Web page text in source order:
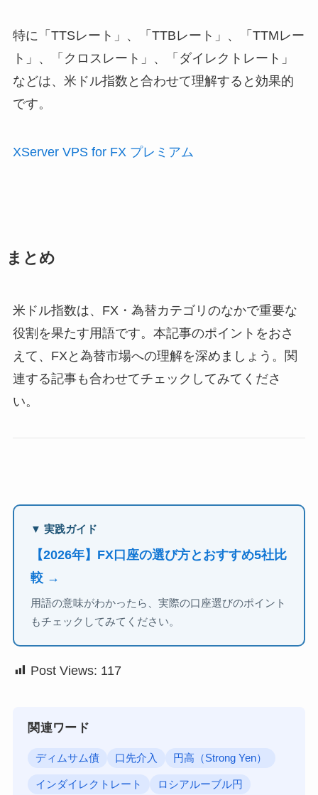
特に「TTSレート」、「TTBレート」、「TTMレー
ト」、「クロスレート」、「ダイレクトレート」
などは、米ドル指数と合わせて理解すると効果的
です。
XServer VPS for FX プレミアム
まとめ
米ドル指数は、FX・為替カテゴリのなかで重要な
役割を果たす用語です。本記事のポイントをおさ
えて、FXと為替市場への理解を深めましょう。関
連する記事も合わせてチェックしてみてくださ
い。
▼ 実践ガイド
【2026年】FX口座の選び方とおすすめ5社比
較 →
用語の意味がわかったら、実際の口座選びのポイント
もチェックしてみてください。
Post Views: 117
関連ワード
ディムサム債 口先介入 円高（Strong Yen）
インダイレクトレート ロシアルーブル円